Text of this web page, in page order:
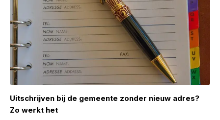
Uitschrijven bij de gemeente zonder nieuw adres?
Zo werkt het